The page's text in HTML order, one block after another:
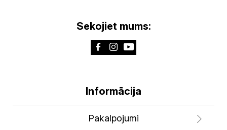
Sekojiet mums:
Informācija
Pakalpojumi